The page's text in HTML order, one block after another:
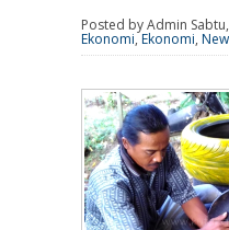
Posted by Admin
Ekonomi,Ekonomi,